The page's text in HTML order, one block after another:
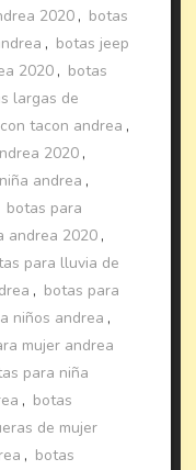
2020 , botas
, botas jeep
2020 , botas
largas de
tacon andrea ,
2020 ,
andrea ,
botas para
andrea 2020 ,
para lluvia de
, botas para
niños andrea ,
mujer andrea
para niña
, botas
de mujer
, botas